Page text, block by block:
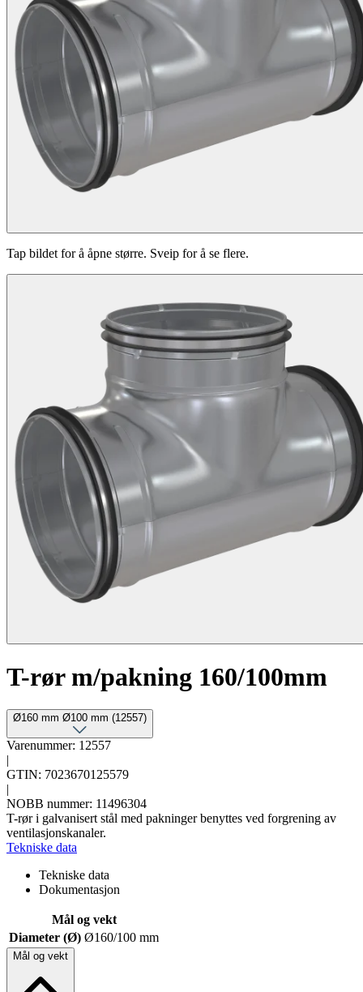
Tap bildet for å åpne større. Sveip for å se flere.
T-rør m/pakning 160/100mm
Ø160 mm Ø100 mm (12557)
Varenummer: 12557
|
GTIN: 7023670125579
|
NOBB nummer: 11496304
T-rør i galvanisert stål med pakninger benyttes ved forgrening av
ventilasjonskanaler.
Tekniske data
Tekniske data
Dokumentasjon
Mål og vekt
Diameter (Ø) Ø160/100 mm
Mål og vekt